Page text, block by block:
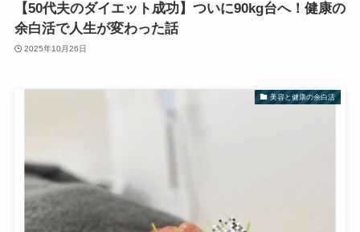
【50代夫のダイエット成功】ついに90kg台へ！健康の
余白活で人生が変わった話
2025年10月26日
美容と健康の余白活